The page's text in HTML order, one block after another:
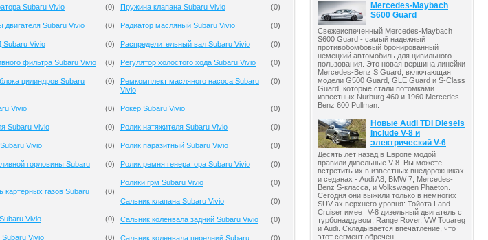
Subaru Vivio (0)
двигателя Subaru Vivio (0)
Vivio (0)
фильтра Subaru Vivio (0)
цилиндров Subaru
(0)
Vivio (0)
Subaru Vivio (0)
Vivio (0)
горловины Subaru
(0)
картерных газов Subaru
(0)
Vivio (0)
Vivio (0)
Пружина клапана Subaru Vivio (0)
Радиатор масляный Subaru Vivio (0)
Распределительный вал Subaru Vivio (0)
Регулятор холостого хода Subaru Vivio (0)
Ремкомплект масляного насоса Subaru
Vivio
(0)
Рокер Subaru Vivio (0)
Ролик натяжителя Subaru Vivio (0)
Ролик паразитный Subaru Vivio (0)
Ролик ремня генератора Subaru Vivio (0)
Ролики грм Subaru Vivio (0)
Сальник клапана Subaru Vivio (0)
Сальник коленвала задний Subaru Vivio (0)
Сальник коленвала передний Subaru
(0)
Mercedes-Maybach
S600 Guard
Свежеиспеченный Mercedes-Maybach
S600 Guard - самый надежный
противобомбовый бронированный
немецкий автомобиль для цивильного
пользования. Это новая вершина линейки
Mercedes-Benz S Guard, включающая
модели G500 Guard, GLE Guard и S-Class
Guard, которые стали потомками
известных Nurburg 460 и 1960 Mercedes-
Benz 600 Pullman.
Новые Audi TDI Diesels
Include V-8 и
электрический V-6
Десять лет назад в Европе модой
правили дизельные V-8. Вы можете
встретить их в известных внедорожниках
и седанах - Audi A8, BMW 7, Mercedes-
Benz S-класса, и Volkswagen Phaeton.
Сегодня они выжили только в немногих
SUV-ах верхнего уровня: Тойота Land
Cruiser имеет V-8 дизельный двигатель с
турбонаддувом, Range Rover, VW Touareg
и Audi. Складывается впечатление, что
этот сегмент обречен.